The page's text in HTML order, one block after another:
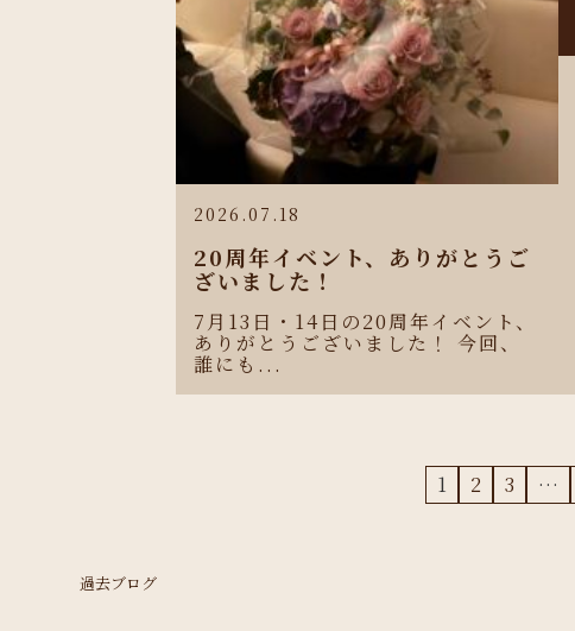
2026.07.18
20周年イベント、ありがとうご
ざいました！
7月13日・14日の20周年イベント、
ありがとうございました！ 今回、
誰にも...
1 2 3 …
過去ブログ